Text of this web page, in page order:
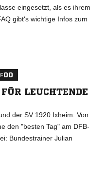
eingesetzt, als es ihrem
gibt's wichtige Infos zum
LEUCHTENDE
der SV 1920 Ixheim: Von
den "besten Tag" am DFB-
Bundestrainer Julian